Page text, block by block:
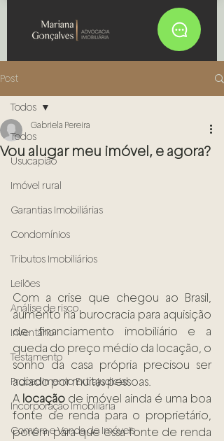
Post
Todos
Usucapião
Imóvel rural
Garantias Imobiliárias
Condomínios
Tributos Imobiliários
Leilões
Análise de risco
Inventário
Testamento
Procedimento Extrajudicial
Incorporação Imobiliária
Compra e Venda de Imóveis
Todos
Vou alugar meu imóvel, e agora?
Gabriela Pereira
Com a crise que chegou ao Brasil,
aumento na burocracia para aquisição
de financiamento imobiliário e a
queda do preço médio da locação, o
sonho da casa própria precisou ser
adiado por muitas pessoas.
A locação de imóvel ainda é uma boa
fonte de renda para o proprietário,
porém para que essa fonte de renda